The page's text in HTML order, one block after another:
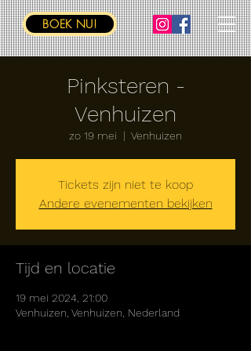
BOEK NU!
Pinksteren -
Venhuizen
zo 19 mei
  |
Venhuizen
Tickets zijn niet te koop
Andere evenementen bekijken
Tijd en locatie
19 mei 2024, 21:00
Venhuizen, Venhuizen, Nederland